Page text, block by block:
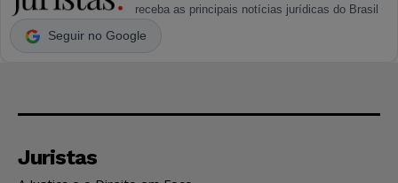
receba as principais notícias jurídicas do Brasil
Seguir no Google
Juristas